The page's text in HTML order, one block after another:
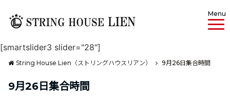
Menu
[smartslider3 slider="28"]
String House Lien（ストリングハウスリアン） 9月26日集合時間
9月26日集合時間